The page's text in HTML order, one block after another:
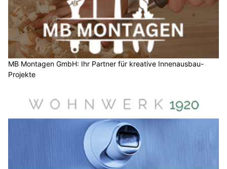
MB Montagen GmbH: Ihr Partner für kreative Innenausbau-
Projekte